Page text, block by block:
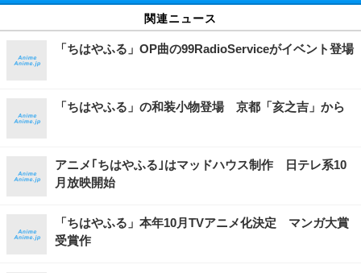
関連ニュース
「ちはやふる」OP曲の99RadioServiceがイベント登場
「ちはやふる」の和装小物登場 京都「亥之吉」から
アニメ｢ちはやふる｣はマッドハウス制作 日テレ系10
月放映開始
「ちはやふる」本年10月TVアニメ化決定 マンガ大賞
受賞作